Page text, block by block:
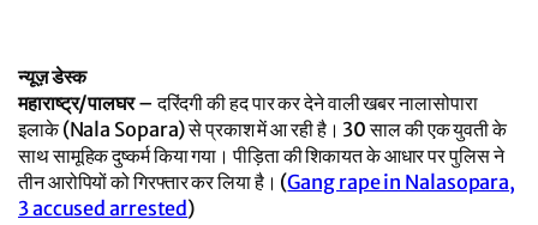
न्यूज़ डेस्क
महाराष्ट्र/पालघर– दरिंदगी की हद पार कर देने वाली खबर नालासोपारा
इलाके (Nala Sopara) से प्रकाश में आ रही है। 30 साल की एक युवती के
साथ सामूहिक दुष्कर्म किया गया। पीड़िता की शिकायत के आधार पर पुलिस ने
तीन आरोपियों को गिरफ्तार कर लिया है। (Gang rape in Nalasopara,
3 accused arrested )